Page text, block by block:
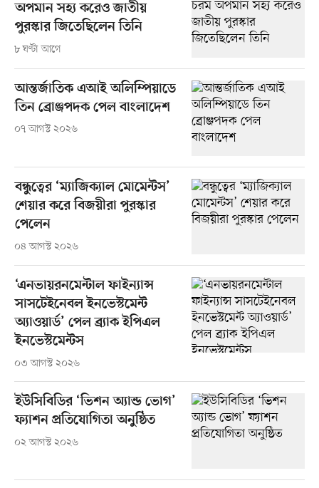
অপমান সহ্য করেও জাতীয়
পুরস্কার জিতেছিলেন তিনি
৮ ঘণ্টা আগে
আন্তর্জাতিক এআই অলিম্পিয়াডে
তিন ব্রোঞ্জপদক পেল বাংলাদেশ
০৭ আগস্ট ২০২৬
বন্ধুত্বের ‘ম্যাজিক্যাল মোমেন্টস’
শেয়ার করে বিজয়ীরা পুরস্কার
পেলেন
০৪ আগস্ট ২০২৬
‘এনভায়রনমেন্টাল ফাইন্যান্স
সাসটেইনেবল ইনভেস্টমেন্ট
অ্যাওয়ার্ড’ পেল ব্র্যাক ইপিএল
ইনভেস্টমেন্টস
০৩ আগস্ট ২০২৬
ইউসিবিডির ‘ভিশন অ্যান্ড ভোগ’
ফ্যাশন প্রতিযোগিতা অনুষ্ঠিত
০২ আগস্ট ২০২৬